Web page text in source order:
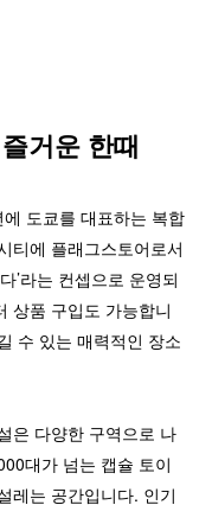
거운 한때
에 도쿄를 대표하는 복합
티에 플래그스토어로서
’라는 컨셉으로 운영되
상품 구입도 가능합니
수 있는 매력적인 장소
은 다양한 구역으로 나
대가 넘는 캡슐 토이
레는 공간입니다. 인기